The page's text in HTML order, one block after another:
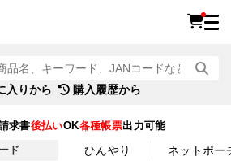
入りから 購入履歴から
求書後払いOK各種帳票出力可能
ド ひんやり ネットポー